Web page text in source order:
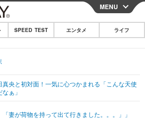
CLOSE
その他
映画・ドラマ
MENU
SPEED TEST エンタメ ライフ
真央と初対面！一気に心つかまれる「こんな天使
ぁ」
「妻が荷物を持って出て行きました。。。」」